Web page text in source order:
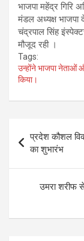
भाजपा महेंद्र गिरि
मंडल अध्यक्ष भाजपा
चंद्रपाल सिंह
मौजूद रही ।
Tags:
उन्होंने भाजपा नेताओं
किया।
navigation
प्रदेश कौशल
का शुभारंभ
उमरा शरीफ